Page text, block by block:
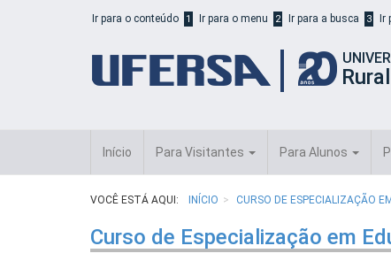
Ir para o conteúdo 1 Ir para o menu 2 Ir para a busca 3 Ir
Início Para Visitantes Para Alunos
VOCÊ ESTÁ AQUI: INÍCIO CURSO DE ESPECIALIZAÇÃO
Curso de Especialização em